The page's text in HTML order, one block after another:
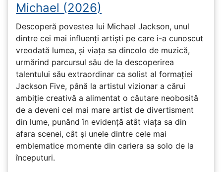
Michael (2026)
Descoperă povestea lui Michael Jackson, unul
dintre cei mai influenți artiști pe care i-a cunoscut
vreodată lumea, și viața sa dincolo de muzică,
urmărind parcursul său de la descoperirea
talentului său extraordinar ca solist al formației
Jackson Five, până la artistul vizionar a cărui
ambiție creativă a alimentat o căutare neobosită
de a deveni cel mai mare artist de divertisment
din lume, punând în evidență atât viața sa din
afara scenei, cât și unele dintre cele mai
emblematice momente din cariera sa solo de la
începuturi.